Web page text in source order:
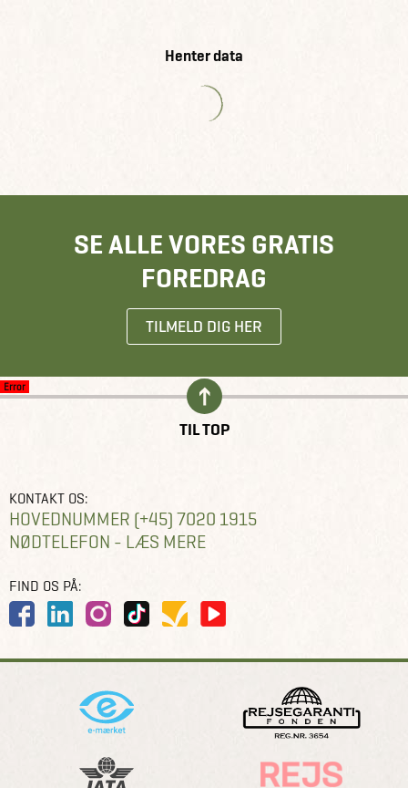
Henter data
SE ALLE VORES GRATIS
FOREDRAG
TILMELD DIG HER
Error
TIL TOP
KONTAKT OS:
HOVEDNUMMER (+45) 7020 1915
NØDTELEFON - LÆS MERE
FIND OS PÅ: